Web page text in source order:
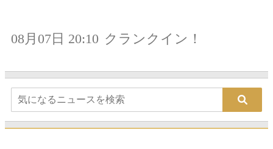
08月07日 20:10 クランクイン！